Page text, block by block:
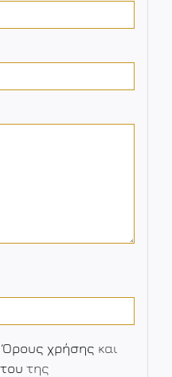
Όρους χρήσης και
της